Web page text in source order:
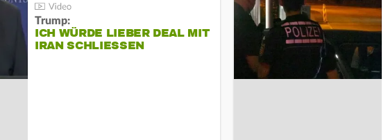
Trump:
ICH WÜRDE LIEBER DEAL MIT
IRAN SCHLIESSEN